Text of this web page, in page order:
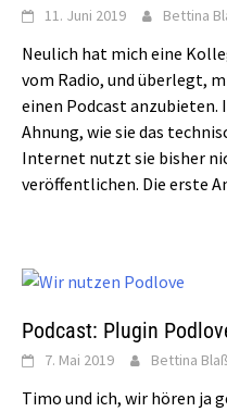
11. Juni 2019 Bettina
Neulich hat mich eine
vom Radio, und überlegt,
einen Podcast anzubieten.
Ahnung, wie sie das
Internet nutzt sie bisher
veröffentlichen. Die erste
Podcast: Plugin
7. Mai 2019 Bettina Blaß
Timo und ich, wir hören ja